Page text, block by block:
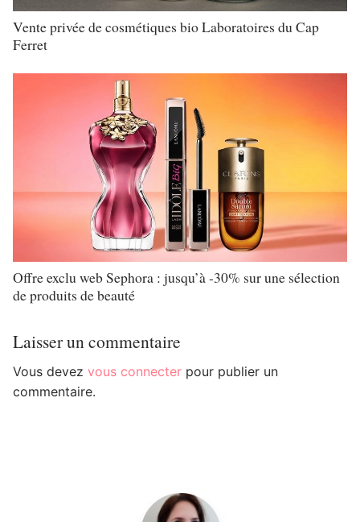
Vente privée de cosmétiques bio Laboratoires du Cap
Ferret
Offre exclu web Sephora : jusqu’à -30% sur une sélection
de produits de beauté
Laisser un commentaire
Vous devez vous connecter pour publier un
commentaire.